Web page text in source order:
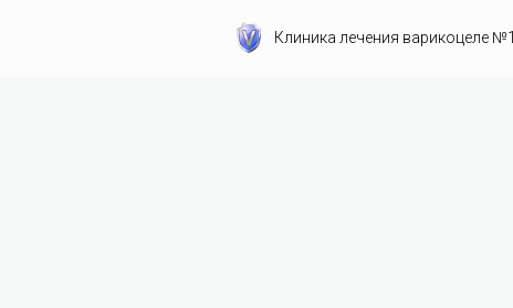
Клиника лечения варикоцеле №1